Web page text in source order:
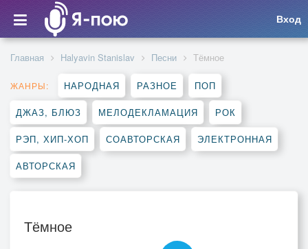
Вход
Главная Halyavin Stanislav Песни Тёмное
ЖАНРЫ: НАРОДНАЯ РАЗНОЕ ПОП
ДЖАЗ, БЛЮЗ МЕЛОДЕКЛАМАЦИЯ РОК
РЭП, ХИП-ХОП СОАВТОРСКАЯ ЭЛЕКТРОННАЯ
АВТОРСКАЯ
Тёмное